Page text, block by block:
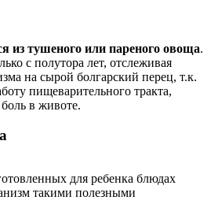
из тушеного или пареного овоща.
с полутора лет, отслеживая
на сырой болгарский перец, т.к.
пищеварительного тракта,
в животе.
для ребенка блюдах
такими полезными